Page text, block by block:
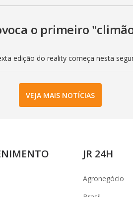
o primeiro
edição do reality começa nesta
VEJA MAIS NOTÍCIAS
JR 24H
Agronegócio